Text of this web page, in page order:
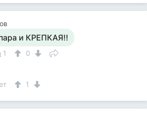
и КРЕПКАЯ!!
1 0
1